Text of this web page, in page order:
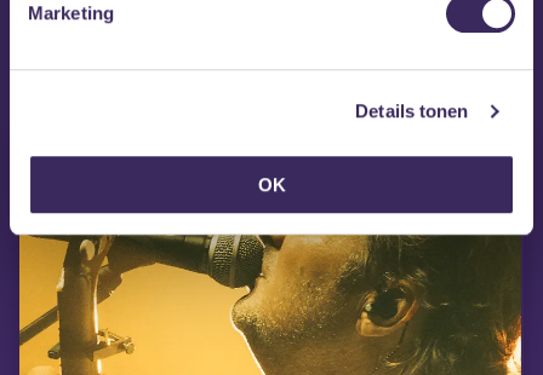
Marketing
Details tonen
OK
MEZZ tipt